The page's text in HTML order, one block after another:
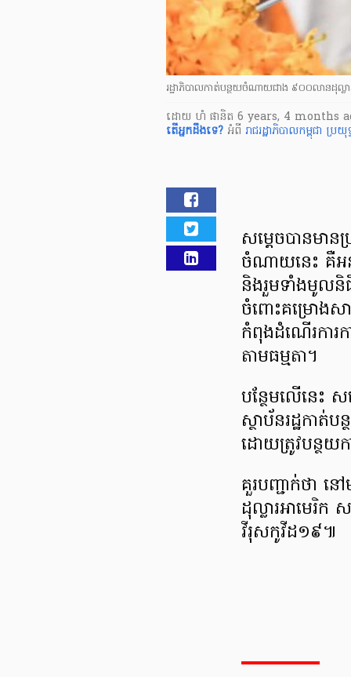
រដ្ឋាភិបាលកាត់បន្ថយចំណាយជាង ៩០០លានដុល្លា
ដោយ ហំ ផានិត 6 years, 4 months
តើ​អ្នក​ដឹងទេ? អំពី រាជរដ្ឋាភិបាលកម្ពុជា ប្រយុ
សម្ដេច​បាន​មាន
ចំណាយ​នេះ គឺ​អនុ
និងរួមទាំង​មូលនិ
ចំពោះ​គម្រោង​ស
កំពុង​ដំណើរការក
តាម​ធម្មតា។
បន្ថែម​លើនេះ ស
ស្ថាប័នរដ្ឋ​កាត់
ដោយត្រូវ​​បន្ថយ​
គួរបញ្ជាក់ថា ន
ដុល្លារ​អាមេរិក
វីរុស​កូវីដ១៩៕